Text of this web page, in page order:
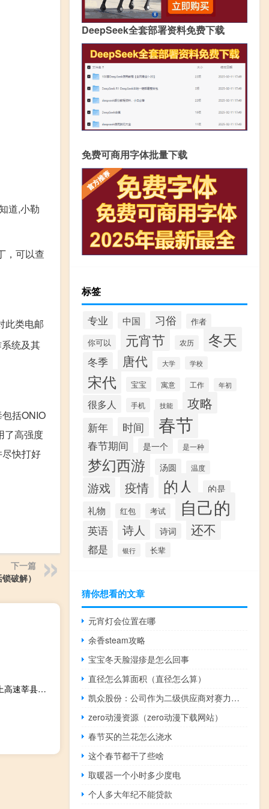
道,小勒
，可以查
类电邮
统及其
括ONIO
了高强度
快打好
下一篇
破解）
2023-11-18 20:54： 因交通事故，接交警通知，G0321德上高速莘县北、莘县、莘县南站上饶方向入口临时关闭。 A64idDYy ​​​
DeepSeek全套部署资料免费下载
免费可商用字体批量下载
标签
专业 中国 习俗
作者
你可以
元宵节 农历 冬天
冬季 唐代 大学 学校
宋代 宝宝 寓意 工作 年初
很多人 手机 技能 攻略
新年 时间 春节
春节期间 是一个 是一种
梦幻西游 汤圆 温度
游戏 疫情 的人 的是
礼物 红包 考试 自己的
英语 诗人 诗词 还不
都是 银行 长辈
猜你想看的文章
元宵灯会位置在哪
余香steam攻略
宝宝冬天脸湿疹是怎么回事
直径怎么算面积（直径怎么算）
凯众股份：公司作为二级供应商对赛力斯供货缓冲块产品营收占比极小
zero动漫资源（zero动漫下载网站）
春节买的兰花怎么浇水
这个春节都干了些啥
取暖器一个小时多少度电
个人多大年纪不能贷款